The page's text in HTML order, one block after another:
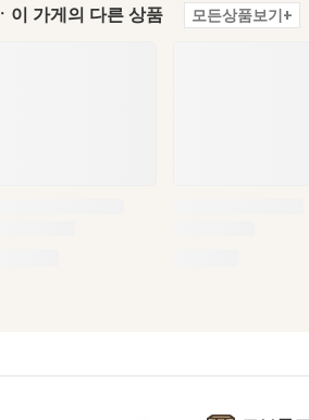
ㆍ이 가게의 다른 상품 모든상품보기+